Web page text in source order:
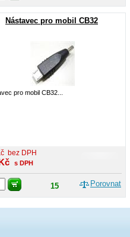
Nástavec pro mobil CB32
pro mobil CB32...
bez DPH
s DPH
Porovnat
15